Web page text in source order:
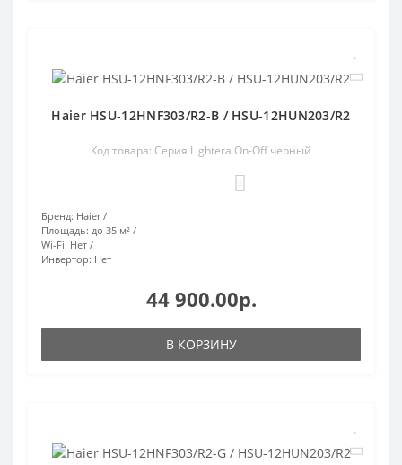
Haier HSU-12HNF303/R2-B / HSU-12HUN203/R2
Код товара: Серия Lightera On-Off черный
Бренд: Haier
Площадь: до 35 м²
Wi-Fi: Нет
Инвертор: Нет
44 900.00р.
В КОРЗИНУ